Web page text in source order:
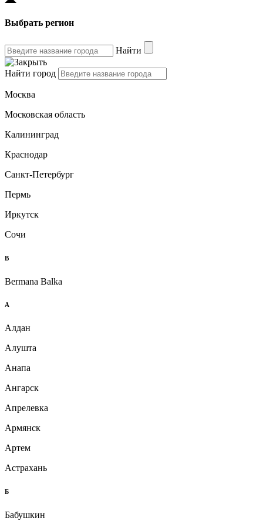
Выбрать регион
Найти
Найти город
Москва
Московская область
Калининград
Краснодар
Санкт-Петербург
Пермь
Иркутск
Сочи
B
Bermana Balka
А
Алдан
Алушта
Анапа
Ангарск
Апрелевка
Армянск
Артем
Астрахань
Б
Бабушкин